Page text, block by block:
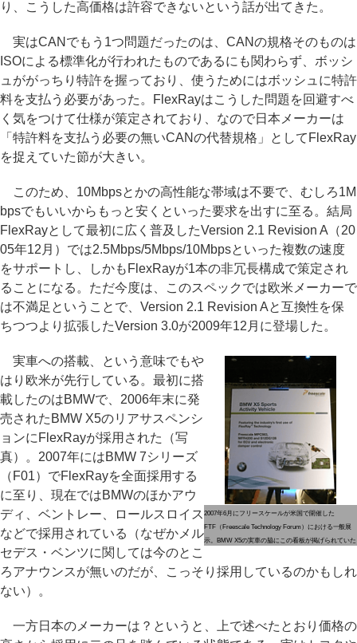
り、こうした高価格は許容できないという話が出てきた。
実はCANでもう1つ問題だったのは、CANの規格そのものは
ISOによる標準化が行われたものであるにも関わらず、ボッシ
ュががっちり特許を握っており、使うためにはボッシュに特許
料を支払う必要があった。FlexRayはこうした問題を回避すべ
く気をつけて仕様が策定されており、なので日本メーカーは
「特許料を支払う必要の無いCANの代替規格」としてFlexRay
を捉えていた節が大きい。
このため、10Mbpsとかの高性能な帯域は不要で、むしろ1M
bpsでもいいからもっと安くといった要求を出すに至る。結局
FlexRayとして最初に広く普及したVersion 2.1 Revision A（20
05年12月）では2.5Mbps/5Mbps/10Mbpsといった複数の速度
をサポートし、しかもFlexRayが1本の非冗長構成で策定され
ることになる。ただ今度は、このスペックでは欧米メーカーで
は不満足ということで、Version 2.1 Revision Aと互換性を保
ちつつより拡張したVersion 3.0が2009年12月に登場した。
2007年6月にフリースケールが米国で開催した
FTF（Freescale Technology Forum）における一般展
示。BMW X5の実車の脇にこの看板が掲げられていた
実車への搭載、という意味でもや
はり欧米が先行している。最初に搭
載したのはBMWで、2006年末に発
売されたBMW X5のリアサスペンシ
ョンにFlexRayが採用された（写
真）。2007年にはBMW 7シリーズ
（F01）でFlexRayを全面採用する
に至り、現在ではBMWのほかアウ
ディ、ベントレー、ロールスロイス
などで採用されている（なぜかメル
セデス・ベンツに関しては今のとこ
ろアナウンスが無いのだが、こっそり採用しているのかもしれ
ない）。
一方日本のメーカーは？というと、上で述べたとおり価格の